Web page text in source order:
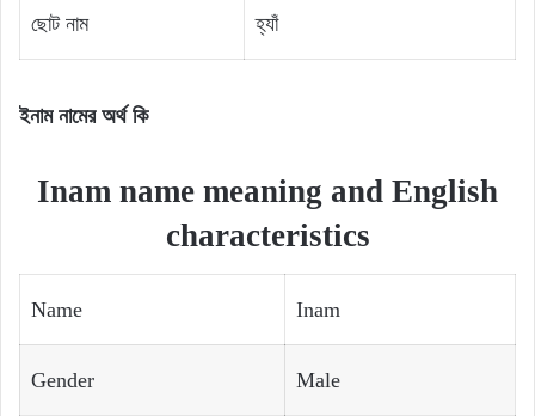
ছোট নাম হ্যাঁ
ইনাম নামের অর্থ কি
Inam name meaning and English
characteristics
Name Inam
Gender Male